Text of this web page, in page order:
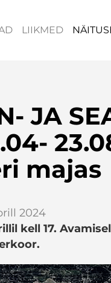
LIIKMED
JA
majas
2024
kell 17.